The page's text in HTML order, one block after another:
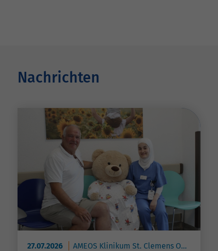
Nachrichten
27.07.2026 AMEOS Klinikum St. Clemens Oberhausen